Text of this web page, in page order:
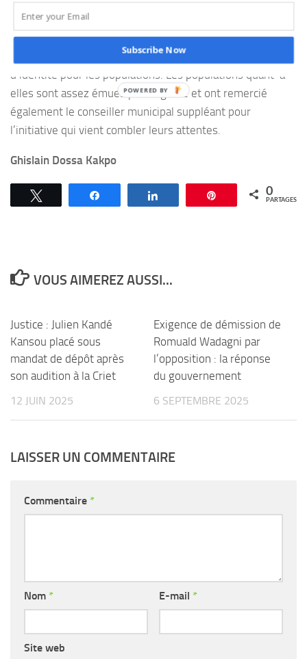
Paulin Kinssou qui ont tour à tour salué Romaric Soton
pour la bonne initiative et n’ont pas manqué aussi de
rappeler aux populations l’importance de cette pièce
d’identité pour les populations. Les populations quant-à
elles sont assez émues par ce geste et ont remercié
également le conseiller municipal suppléant pour
l’initiative qui vient combler leurs attentes.
Ghislain Dossa Kakpo
Épingle 0
PARTAGES
VOUS AIMEREZ AUSSI...
Justice : Julien Kandé
Kansou placé sous
mandat de dépôt après
son audition à la Criet
12 JUIN 2025
Exigence de démission de
Romuald Wadagni par
l’opposition : la réponse
du gouvernement
6 SEPTEMBRE 2025
LAISSER UN COMMENTAIRE
Commentaire *
Nom * E-mail *
Site web
Subscribe Now